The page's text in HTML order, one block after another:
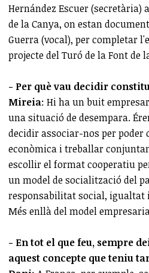
Hernández Escuer (secretària)
de la Canya, on estan
Guerra (vocal), per completar
projecte del Turó de la Font de
- Per què vau decidir
Mireia: Hi ha un buit
una situació de desempara.
decidir associar-nos per poder
econòmica i treballar
escollir el format cooperatiu
un model de socialització del
responsabilitat social, igualtat
Més enllà del model
- En tot el que feu, sempre
aquest concepte que teniu